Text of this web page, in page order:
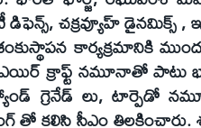
చక్రవ్యూహ్ డైనమిక్స్ ,
కార్యక్రమానికి
క్రాఫ్ట్ నమూనాతో పాటు
గ్రెనేడ్ లు, టార్పెడో
తో కలిసి సీఎం తిలకించారు.